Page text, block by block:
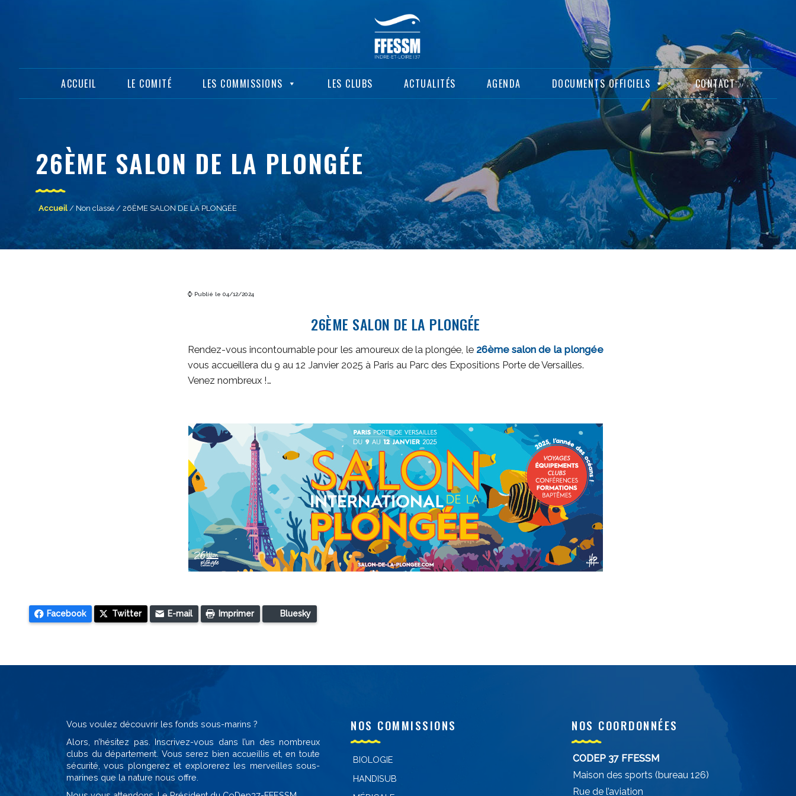
ACCUEIL LE COMITÉ LES COMMISSIONS LES CLUBS ACTUALITÉS AGENDA DOCUMENTS OFFICIELS CONTACT
26ÈME SALON DE LA PLONGÉE
Accueil/ Non classé/ 26ÈME SALON DE LA PLONGÉE
⌚ Publié le 04/12/2024
26ÈME SALON DE LA PLONGÉE
Rendez-vous incontournable pour les amoureux de la plongée, le 26ème salon de la plongée
vous accueillera du 9 au 12 Janvier 2025 à Paris au Parc des Expositions Porte de Versailles.
Venez nombreux !…
Facebook Twitter E-mail Imprimer Bluesky
Vous voulez découvrir les fonds sous-marins ?
Alors, n’hésitez pas. Inscrivez-vous dans l’un des nombreux
clubs du département. Vous serez bien accueillis et, en toute
sécurité, vous plongerez et explorerez les merveilles sous-
marines que la nature nous offre.
NOS COMMISSIONS
BIOLOGIE
HANDISUB
NOS COORDONNÉES
CODEP 37 FFESSM
Maison des sports (bureau 126)
Rue de l’aviation